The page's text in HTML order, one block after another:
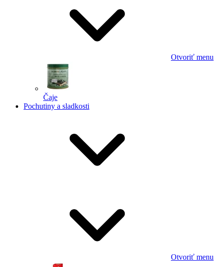
Otvoriť menu
Čaje
Pochutiny a sladkosti
Otvoriť menu